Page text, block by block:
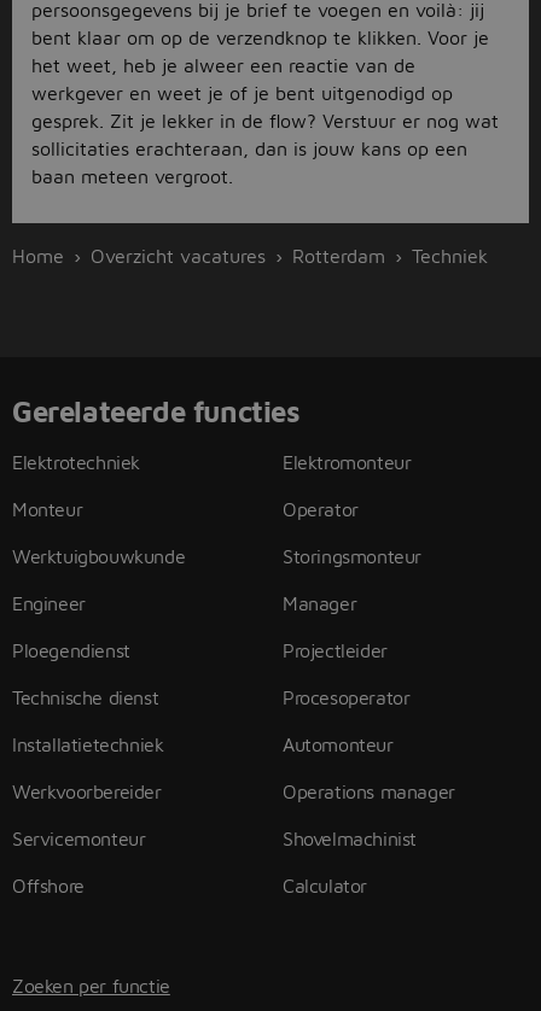
persoonsgegevens bij je brief te voegen en voilà: jij
bent klaar om op de verzendknop te klikken. Voor je
het weet, heb je alweer een reactie van de
werkgever en weet je of je bent uitgenodigd op
gesprek. Zit je lekker in de flow? Verstuur er nog wat
sollicitaties erachteraan, dan is jouw kans op een
baan meteen vergroot.
Home Overzicht vacatures Rotterdam Techniek
Gerelateerde functies
Elektrotechniek
Monteur
Werktuigbouwkunde
Engineer
Ploegendienst
Technische dienst
Installatietechniek
Werkvoorbereider
Servicemonteur
Offshore
Elektromonteur
Operator
Storingsmonteur
Manager
Projectleider
Procesoperator
Automonteur
Operations manager
Shovelmachinist
Calculator
Zoeken per functie